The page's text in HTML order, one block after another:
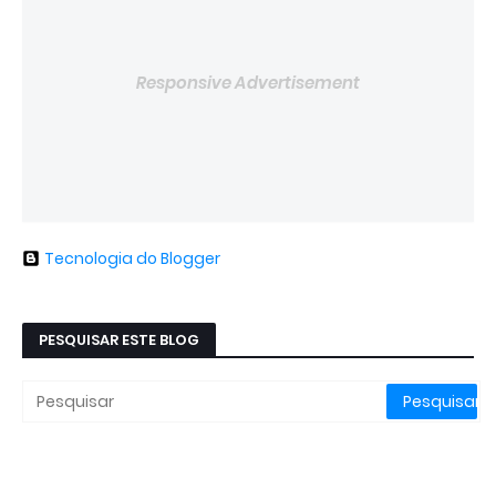
Responsive Advertisement
Tecnologia do Blogger
PESQUISAR ESTE BLOG